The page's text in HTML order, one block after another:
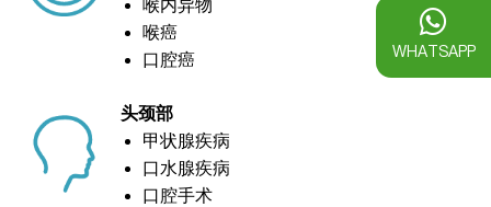
喉内异物
喉癌
口腔癌
头颈部
甲状腺疾病
口水腺疾病
口腔手术
WHATSAPP